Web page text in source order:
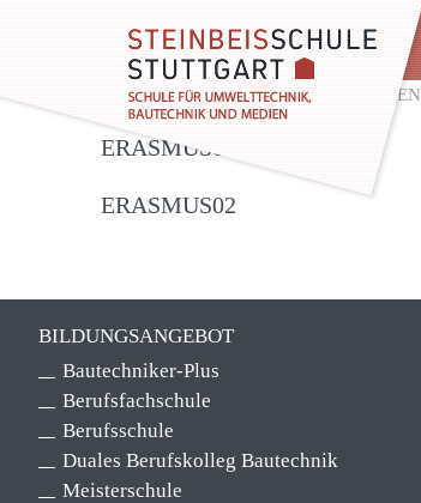
SIE SIND HIER:STARTSEITE MEDIEN
ERASMUS03
ERASMUS02
BILDUNGSANGEBOT
Bautechniker-Plus
Berufsfachschule
Berufsschule
Duales Berufskolleg Bautechnik
Meisterschule